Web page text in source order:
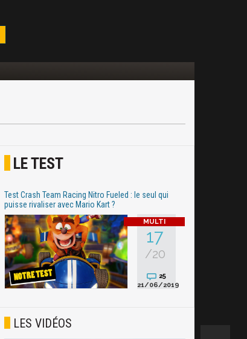
LE TEST
Test Crash Team Racing Nitro Fueled : le seul qui
puisse rivaliser avec Mario Kart ?
17
/20
25
21/06/2019
LES VIDÉOS